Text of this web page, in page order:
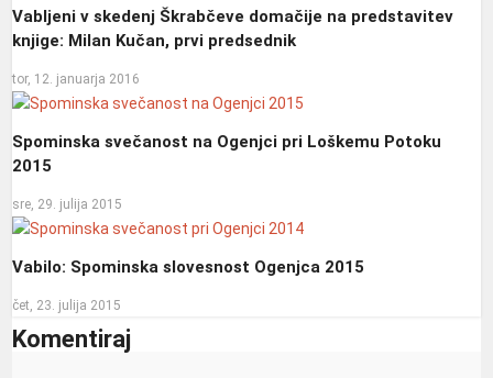
Vabljeni v skedenj Škrabčeve domačije na predstavitev
knjige: Milan Kučan, prvi predsednik
tor, 12. januarja 2016
Spominska svečanost na Ogenjci pri Loškemu Potoku
2015
sre, 29. julija 2015
Vabilo: Spominska slovesnost Ogenjca 2015
čet, 23. julija 2015
Komentiraj